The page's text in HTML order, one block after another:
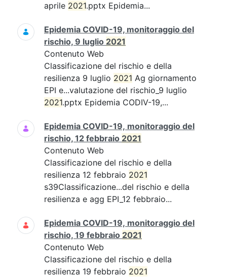
aprile 2021.pptx Epidemia...
Epidemia COVID-19, monitoraggio del
rischio, 9 luglio 2021
Contenuto Web
Classificazione del rischio e della
resilienza 9 luglio 2021 Ag giornamento
EPI e...valutazione del rischio_9 luglio
2021.pptx Epidemia CODIV-19,...
Epidemia COVID-19, monitoraggio del
rischio, 12 febbraio 2021
Contenuto Web
Classificazione del rischio e della
resilienza 12 febbraio 2021
s39Classificazione...del rischio e della
resilienza e agg EPI_12 febbraio...
Epidemia COVID-19, monitoraggio del
rischio, 19 febbraio 2021
Contenuto Web
Classificazione del rischio e della
resilienza 19 febbraio 2021